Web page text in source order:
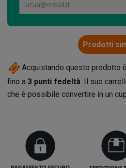
Prodotti
Acquistando questo prodotto
fino a 3 punti fedeltà. Il suo
che è possibile convertire in un